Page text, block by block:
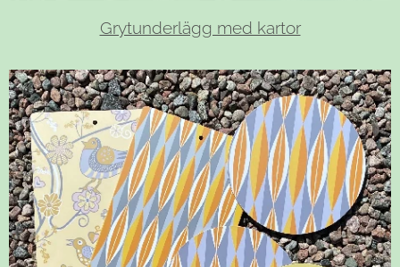
Grytunderlägg med kartor